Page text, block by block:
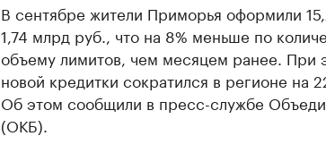
В сентябре жители Приморья оформили
1,74 млрд руб., что на 8% меньше по
объему лимитов, чем месяцем ранее. При
новой кредитки сократился в регионе на
Об этом сообщили в пресс-службе
(ОКБ).